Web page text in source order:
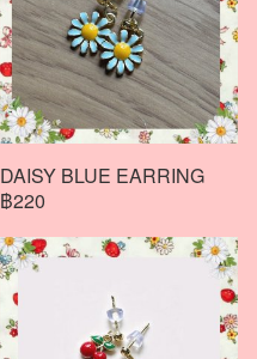
DAISY BLUE EARRING
฿220